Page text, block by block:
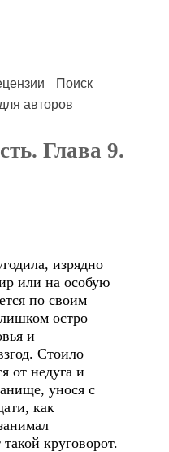
Поиск
авторов
Глава 9.
изрядно
или на особую
по своим
остро
и
Стоило
от недуга и
унося с
как
круговорот.